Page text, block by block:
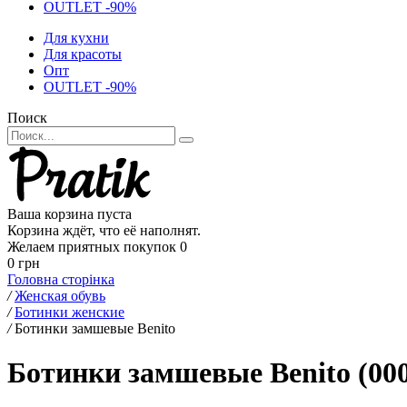
OUTLET -90%
Для кухни
Для красоты
Опт
OUTLET -90%
Поиск
Ваша корзина пуста
Корзина ждёт, что её наполнят.
Желаем приятных покупок 0
0 грн
Головна сторінка
/ Женская обувь
/ Ботинки женские
/ Ботинки замшевые Benito
Ботинки замшевые Benito